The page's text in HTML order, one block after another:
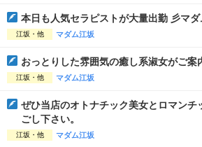
2名様歓迎 団体
ペアルームあり
フットバスあり 岩盤
専用駐車場あり
本日も人気セラピストが大量出勤 彡マダ
江坂・他 マダム江坂
おっとりした雰囲気の癒し系淑女がご案
江坂・他 マダム江坂
ぜひ当店のオトナチック美女とロマンチ
ごし下さい。
江坂・他 マダム江坂